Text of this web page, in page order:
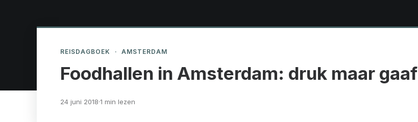
REISDAGBOEK · AMSTERDAM
Foodhallen in Amsterdam: druk maar gaaf
24 juni 2018·1 min lezen